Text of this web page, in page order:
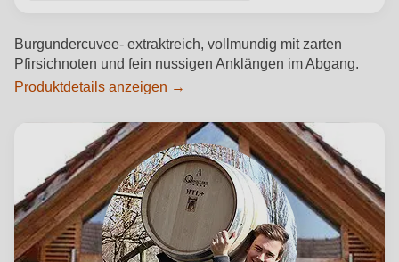
Burgundercuvee- extraktreich, vollmundig mit zarten
Pfirsichnoten und fein nussigen Anklängen im Abgang.
Produktdetails anzeigen →